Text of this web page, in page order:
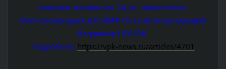
отвечает начальник Тыла - заместитель
главнокомандующего ВМФ по тылу вице-адмирал
Владимир ПОПОВ.
Подробнее: https://vpk-news.ru/articles/4701